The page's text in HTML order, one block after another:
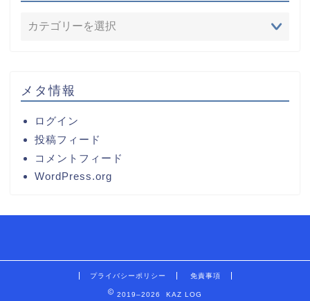
メタ情報
ログイン
投稿フィード
コメントフィード
WordPress.org
プライバシーポリシー 免責事項
2019–2026 KAZ LOG